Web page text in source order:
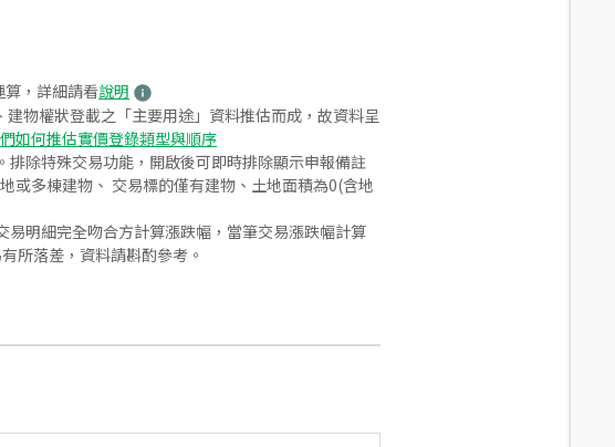
，詳細請看說明
物權狀登載之「主要用途」資料推估而成，故資料呈
如何推估實價登錄類型與順序
除特殊交易功能，開啟後可即時排除顯示申報備註
或多棟建物、 交易標的僅有建物、土地面積為0(含地
明細完全吻合方計算漲跌幅，當筆交易漲跌幅計算
所落差，資料請斟酌參考。